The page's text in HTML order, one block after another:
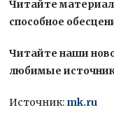
Читайте
способное
Читайте наши
любимые
Источник: mk.ru